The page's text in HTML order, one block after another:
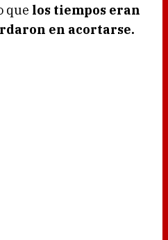
que los tiempos eran
en acortarse.